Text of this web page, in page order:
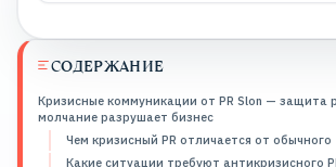
СОДЕРЖАНИЕ
Кризисные коммуникации от PR Slon — защита
молчание разрушает бизнес
Чем кризисный PR отличается от обычного
Какие ситуации требуют антикризисного